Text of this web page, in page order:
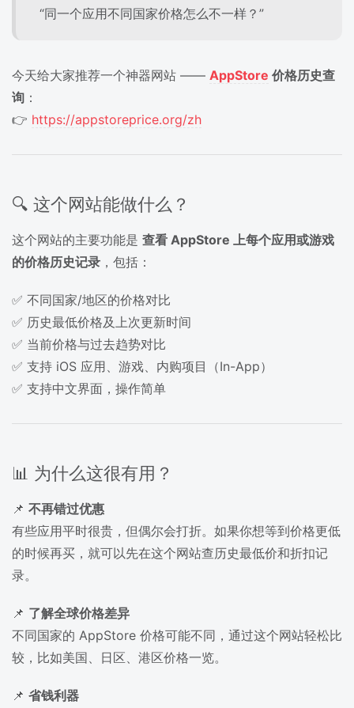
“同一个应用不同国家价格怎么不一样？”
今天给大家推荐一个神器网站 —— AppStore 价格历史查
询 ：
👉 https://appstoreprice.org/zh
🔍 这个网站能做什么？
这个网站的主要功能是 查看 AppStore 上每个应用或游戏
的价格历史记录 ，包括：
✅ 不同国家/地区的价格对比
✅ 历史最低价格及上次更新时间
✅ 当前价格与过去趋势对比
✅ 支持 iOS 应用、游戏、内购项目（In-App）
✅ 支持中文界面，操作简单
📊 为什么这很有用？
📌 不再错过优惠
有些应用平时很贵，但偶尔会打折。如果你想等到价格更低
的时候再买，就可以先在这个网站查历史最低价和折扣记
录。
📌 了解全球价格差异
不同国家的 AppStore 价格可能不同，通过这个网站轻松比
较，比如美国、日区、港区价格一览。
📌 省钱利器